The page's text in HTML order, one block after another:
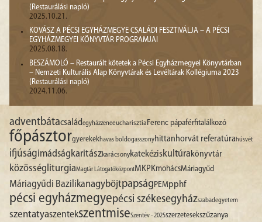
(Restaurálási napló)
2025.10.21.
KOVÁSZ A PÉCSI EGYHÁZMEGYE CSALÁDI FESZTIVÁLJA – A PÉCSI
EGYHÁZMEGYEI KÖNYVTÁR PROGRAMJAI
2025.08.18.
BESZÁMOLÓ – Restaurált kötetek a Pécsi Egyházmegyei Könyvtárban
– Nemzeti Kulturális Alap Könyvtárak és Levéltárak Kollégiuma 2023
(Restaurálási napló)
2024.11.06.
adventbátacsaládegyházzeneeucharisztiaFerenc pápaférfitalálkozó
főpásztorgyerekekhavas boldogasszonyhittanhorvát referatúrahúsvét
ifjúságimádságkaritászkarácsonykatekéziskultúrakönyvtár
közösségliturgiaMagtár LátogatóközpontMKPKmohácsMáriagyűd
Máriagyűdi BazilikanagyböjtpapságPEMpphf
pécsi egyházmegyepécsi székesegyházszabadegyetem
szentatyaszentekszentmiseSzentév - 2025szerzetesekszűzanya